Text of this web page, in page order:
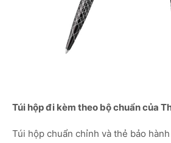
Túi hộp đi kèm theo bộ chuẩn của
Túi hộp chuẩn chỉnh và thẻ bảo